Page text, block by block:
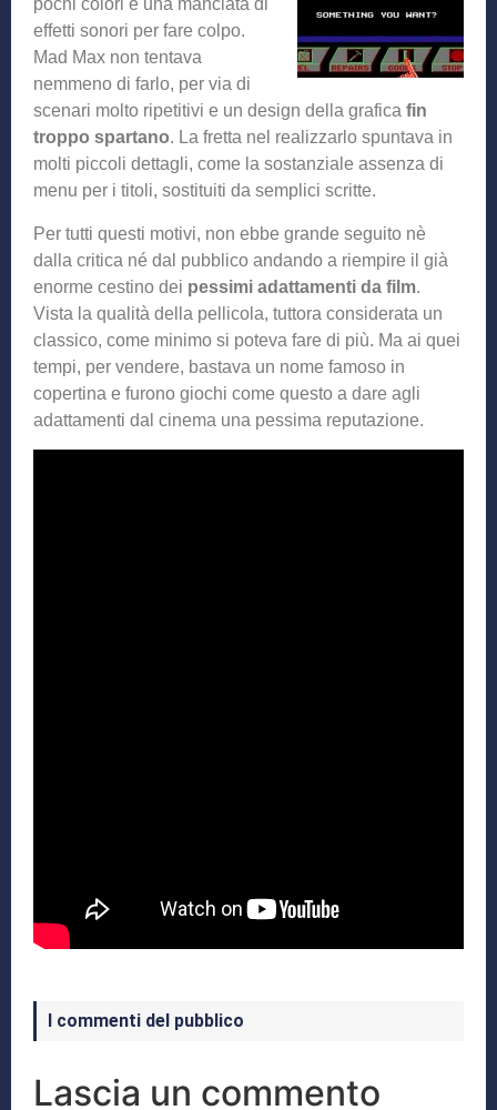
pochi colori e una manciata di
effetti sonori per fare colpo.
Mad Max non tentava
nemmeno di farlo, per via di
scenari molto ripetitivi e un design della grafica fin
troppo spartano. La fretta nel realizzarlo spuntava in
molti piccoli dettagli, come la sostanziale assenza di
menu per i titoli, sostituiti da semplici scritte.
Per tutti questi motivi, non ebbe grande seguito nè
dalla critica né dal pubblico andando a riempire il già
enorme cestino dei pessimi adattamenti da film.
Vista la qualità della pellicola, tuttora considerata un
classico, come minimo si poteva fare di più. Ma ai quei
tempi, per vendere, bastava un nome famoso in
copertina e furono giochi come questo a dare agli
adattamenti dal cinema una pessima reputazione.
I commenti del pubblico
Lascia un commento